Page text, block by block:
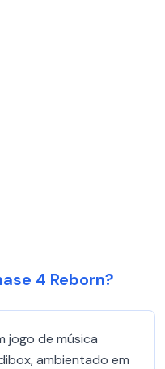
4 Reborn?
jogo de música
ambientado em